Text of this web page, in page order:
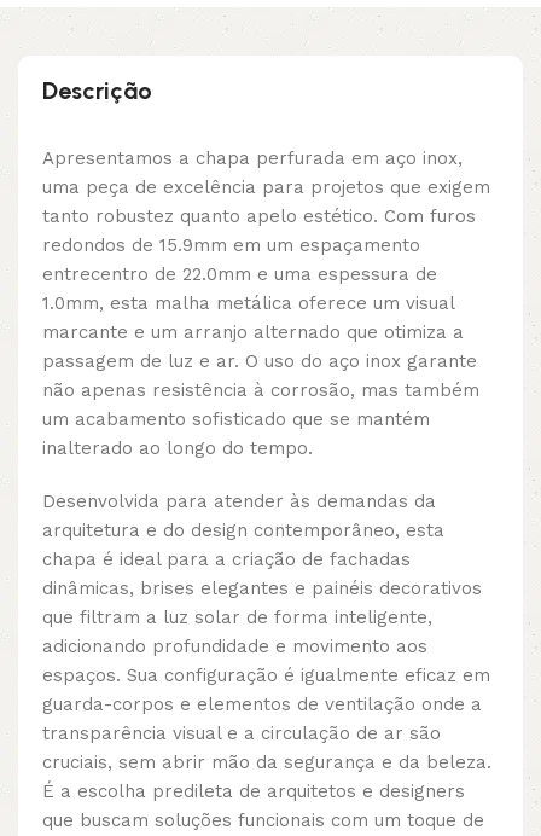
Descrição
Apresentamos a chapa perfurada em aço inox,
uma peça de excelência para projetos que exigem
tanto robustez quanto apelo estético. Com furos
redondos de 15.9mm em um espaçamento
entrecentro de 22.0mm e uma espessura de
1.0mm, esta malha metálica oferece um visual
marcante e um arranjo alternado que otimiza a
passagem de luz e ar. O uso do aço inox garante
não apenas resistência à corrosão, mas também
um acabamento sofisticado que se mantém
inalterado ao longo do tempo.
Desenvolvida para atender às demandas da
arquitetura e do design contemporâneo, esta
chapa é ideal para a criação de fachadas
dinâmicas, brises elegantes e painéis decorativos
que filtram a luz solar de forma inteligente,
adicionando profundidade e movimento aos
espaços. Sua configuração é igualmente eficaz em
guarda-corpos e elementos de ventilação onde a
transparência visual e a circulação de ar são
cruciais, sem abrir mão da segurança e da beleza.
É a escolha predileta de arquitetos e designers
que buscam soluções funcionais com um toque de